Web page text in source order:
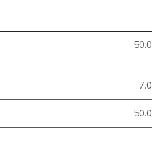
50.0
7.0
50.0